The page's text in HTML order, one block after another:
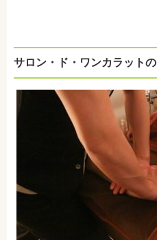
サロン・ド・ワンカラット